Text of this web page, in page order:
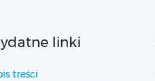
linki
treści